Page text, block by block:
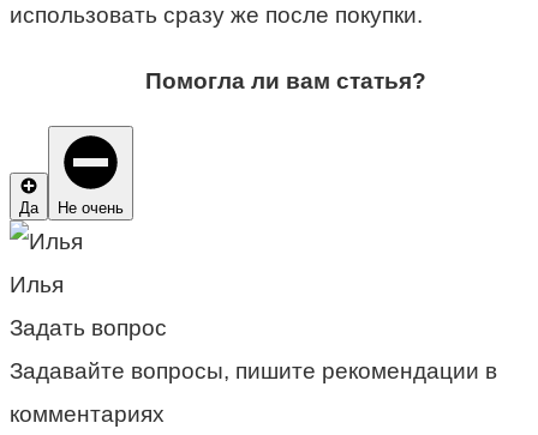
использовать сразу же после покупки.
Помогла ли вам статья?
Да Не очень
Илья
Задать вопрос
Задавайте вопросы, пишите рекомендации в
комментариях